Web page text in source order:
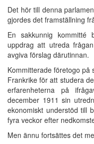
Det hör till denna
gjordes det framställning
En sakkunnig
uppdrag att utreda
avgiva förslag därutinnan.
Kommitterade företogo på
Frankrike för att studera
erfarenheterna på
december 1911 sin
ekonomiskt understöd till
fyra veckor efter
Men ännu fortsättes det